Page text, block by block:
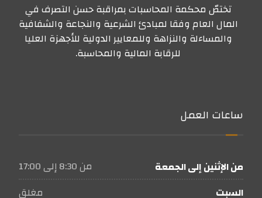
تختصّ محكمة المحاسبات بمراقبة حسن التصرف في
المال العام وفقا لمبادئ الشرعية والنجاعة والشفافية
والمساءلة والنزاهة وللمعايير الدولية للأجهزة العليا
للرقابة المالية والمحاسبة.
ساعات العمل
من الإثنين إلى الجمعة
من 8:30 إلى 17:00
السبت
مغلق